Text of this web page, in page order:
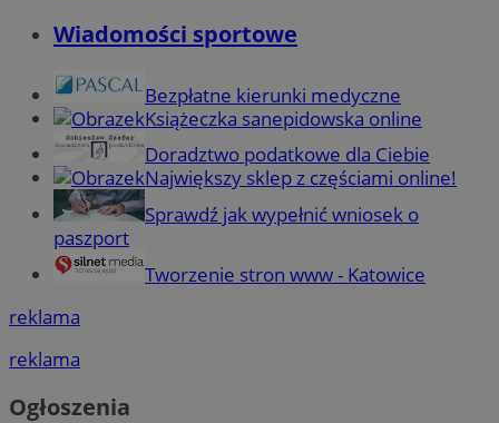
Wiadomości sportowe
Bezpłatne kierunki medyczne
Książeczka sanepidowska online
Doradztwo podatkowe dla Ciebie
Największy sklep z częściami online!
Sprawdź jak wypełnić wniosek o
paszport
Tworzenie stron www - Katowice
reklama
reklama
Ogłoszenia